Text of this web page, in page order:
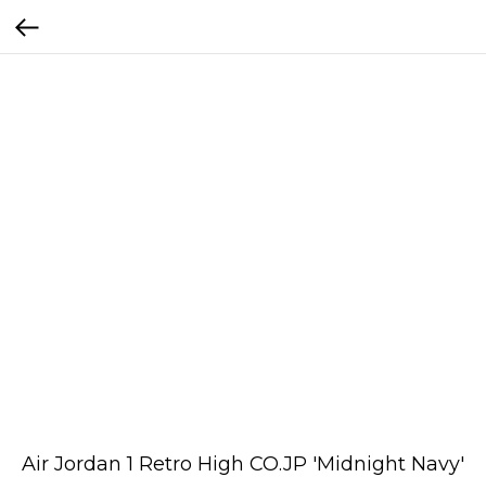
Air Jordan 1 Retro High CO.JP 'Midnight Navy'